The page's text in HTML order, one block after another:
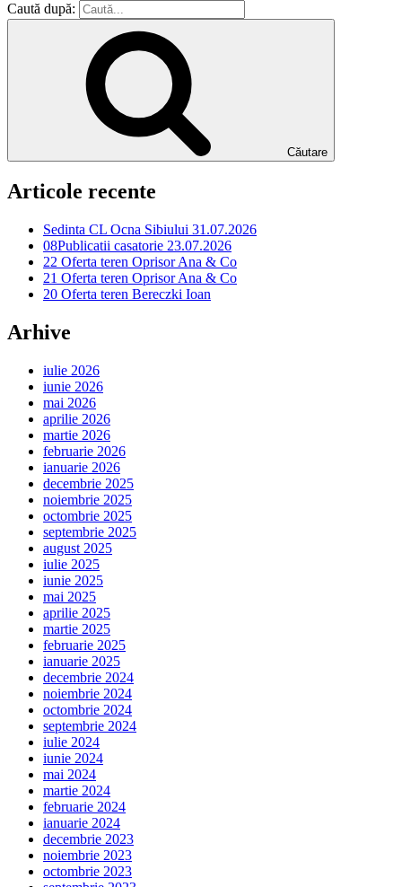
Caută după:
Căutare
Articole recente
Sedinta CL Ocna Sibiului 31.07.2026
08Publicatii casatorie 23.07.2026
22 Oferta teren Oprisor Ana & Co
21 Oferta teren Oprisor Ana & Co
20 Oferta teren Bereczki Ioan
Arhive
iulie 2026
iunie 2026
mai 2026
aprilie 2026
martie 2026
februarie 2026
ianuarie 2026
decembrie 2025
noiembrie 2025
octombrie 2025
septembrie 2025
august 2025
iulie 2025
iunie 2025
mai 2025
aprilie 2025
martie 2025
februarie 2025
ianuarie 2025
decembrie 2024
noiembrie 2024
octombrie 2024
septembrie 2024
iulie 2024
iunie 2024
mai 2024
martie 2024
februarie 2024
ianuarie 2024
decembrie 2023
noiembrie 2023
octombrie 2023